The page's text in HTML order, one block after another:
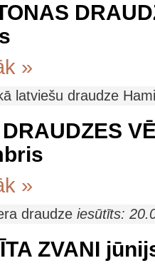
»
latviešu draudze
»
draudze iesūtīts:
ZVANI